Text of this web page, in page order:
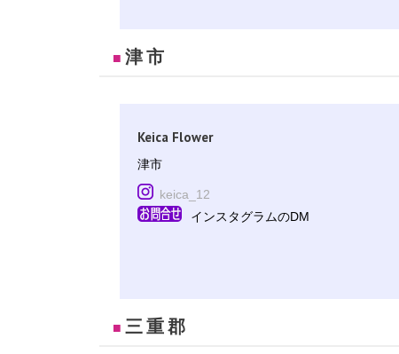
■ 津市
Keica Flower
津市
keica_12
インスタグラムのDM
■ 三重郡